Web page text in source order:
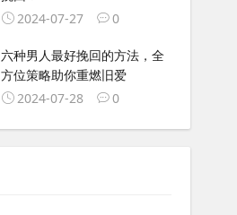
2024-07-27
0
六种男人最好挽回的方法，全
方位策略助你重燃旧爱
2024-07-28
0